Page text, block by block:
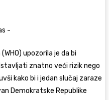
-
upozorila je da bi
znatno veći rizik nego
kako bi i jedan slučaj zaraze
Demokratske Republike